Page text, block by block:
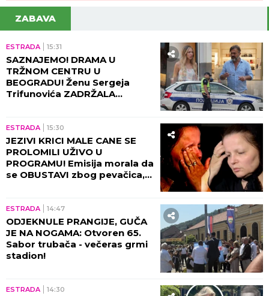
ZABAVA
ESTRADA 15:31
SAZNAJEMO! DRAMA U
TRŽNOM CENTRU U
BEOGRADU! Ženu Sergeja
Trifunovića ZADRŽALA
čega!
ESTRADA 15:30
JEZIVI KRICI MALE CANE SE
PROLOMILI UŽIVO U
PROGRAMU! Emisija morala da
se OBUSTAVI zbog pevačica,
ESTRADA 14:47
ODJEKNULE PRANGIJE, GUČA
JE NA NOGAMA: Otvoren 65.
Sabor trubača - večeras grmi
stadion!
ESTRADA 14:30